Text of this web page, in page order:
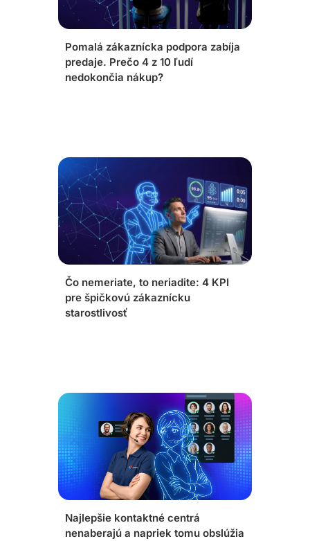
Pomalá zákaznícka podpora zabíja
predaje. Prečo 4 z 10 ľudí
nedokončia nákup?
Čo nemeriate, to neriadite: 4 KPI
pre špičkovú zákaznícku
starostlivosť
Najlepšie kontaktné centrá
nenaberajú a napriek tomu obslúžia